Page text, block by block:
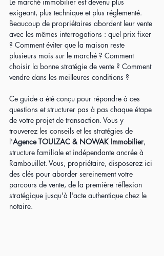
exigeant, plus technique et plus réglementé.
Beaucoup de propriétaires abordent leur vente
avec les mêmes interrogations : quel prix fixer
? Comment éviter que la maison reste
plusieurs mois sur le marché ? Comment
choisir la bonne stratégie de vente ? Comment
vendre dans les meilleures conditions ?
Ce guide a été conçu pour répondre à ces
questions et structurer pas à pas chaque étape
de votre projet de transaction. Vous y
trouverez les conseils et les stratégies de
l'Agence TOULZAC & NOWAK Immobilier,
structure familiale et indépendante ancrée à
Rambouillet. Vous, propriétaire, disposerez ici
des clés pour aborder sereinement votre
parcours de vente, de la première réflexion
stratégique jusqu'à l'acte authentique chez le
notaire.